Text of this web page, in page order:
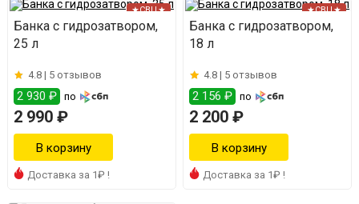
★СВЦ★
Банка с гидрозатвором,
25 л
4.8 | 5 отзывов
2 930 ₽ по
2 990 ₽
Доставка за 1₽ !
★СВЦ★
Банка с гидрозатвором,
18 л
4.8 | 5 отзывов
2 156 ₽ по
2 200 ₽
Доставка за 1₽ !